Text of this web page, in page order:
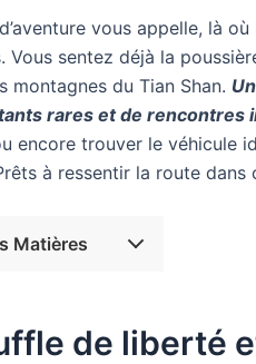
vous appelle, là
Vous sentez déjà la
montagnes du Tian Shan.
rares et de rencontres
encore trouver le véhicule
à ressentir la route dans
Matières
de liberté